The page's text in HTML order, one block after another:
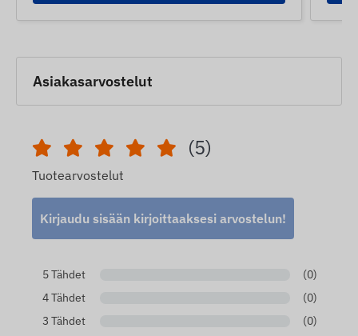
Asiakasarvostelut
(5)
Tuotearvostelut
Kirjaudu sisään kirjoittaaksesi arvostelun!
5 Tähdet
(0)
4 Tähdet
(0)
3 Tähdet
(0)